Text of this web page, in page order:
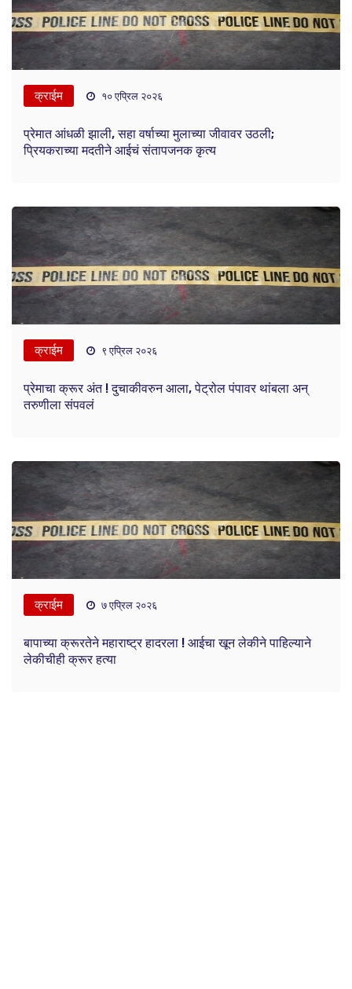
क्राईम १० एप्रिल २०२६
प्रेमात आंधळी झाली, सहा वर्षाच्या मुलाच्या जीवावर उठली;
प्रियकराच्या मदतीने आईचं संतापजनक कृत्य
क्राईम ९ एप्रिल २०२६
प्रेमाचा क्रूर अंत ! दुचाकीवरुन आला, पेट्रोल पंपावर थांबला अन्
तरुणीला संपवलं
क्राईम ७ एप्रिल २०२६
बापाच्या क्रूरतेने महाराष्ट्र हादरला ! आईचा खून लेकीने पाहिल्याने
लेकीचीही क्रूर हत्या